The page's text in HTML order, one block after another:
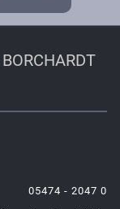
05474 - 2047 0